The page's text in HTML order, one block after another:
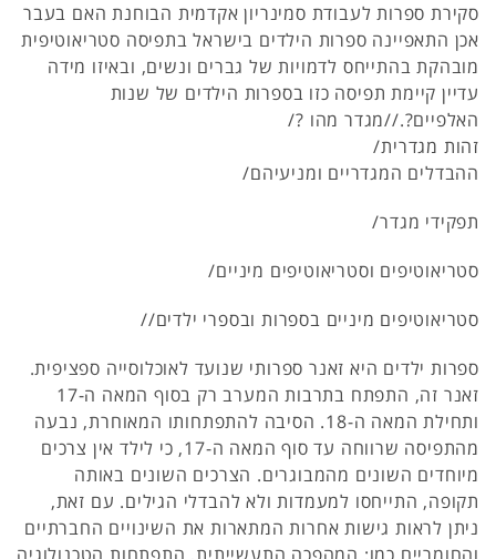
סקירת ספרות לעבודת סמינריון אקדמית הבוחנת האם בעבר
אכן התאפיינה ספרות הילדים בישראל בתפיסה סטריאוטיפית
מובהקת בהתייחס לדמויות של גברים ונשים, ובאיזו מידה
עדיין קיימת תפיסה כזו בספרות הילדים של שנות
האלפיים?.//מגדר מהו ?/
זהות מגדרית/
ההבדלים המגדריים ומניעיהם/
תפקידי מגדר/
סטריאוטיפים וסטריאוטיפים מיניים/
סטריאוטיפים מיניים בספרות ובספרי ילדים//
ספרות ילדים היא זאנר ספרותי שנועד לאוכלוסייה ספציפית.
זאנר זה, התפתח בתרבות המערב רק בסוף המאה ה-17
ותחילת המאה ה-18. הסיבה להתפתחותו המאוחרת, נבעה
מהתפיסה שרווחה עד סוף המאה ה-17, כי לילד אין צרכים
מיוחדים השונים מהמבוגרים. הצרכים השונים באותה
תקופה, התייחסו למעמדות ולא להבדלי הגילים. עם זאת,
ניתן לראות גישות אחרות המתארות את השינויים החברתיים